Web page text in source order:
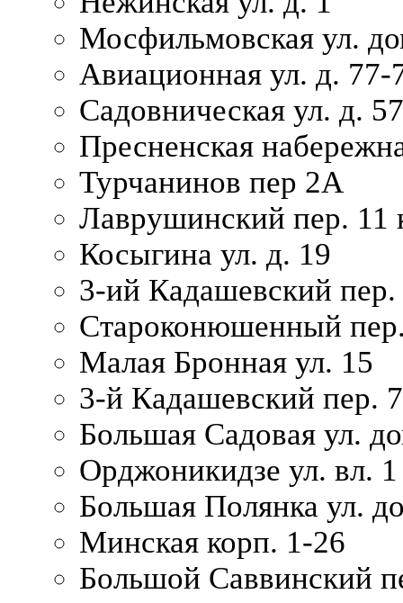
Мосфильмовская ул.
Авиационная ул. д. 77-
Садовническая ул. д.
Пресненская
Турчанинов пер 2А
Лаврушинский пер. 11
Косыгина ул. д. 19
3-ий Кадашевский пер.
Староконюшенный
Малая Бронная ул. 15
3-й Кадашевский пер.
Большая Садовая ул.
Орджоникидзе ул. вл. 1
Большая Полянка ул.
Минская корп. 1-26
Большой Саввинский